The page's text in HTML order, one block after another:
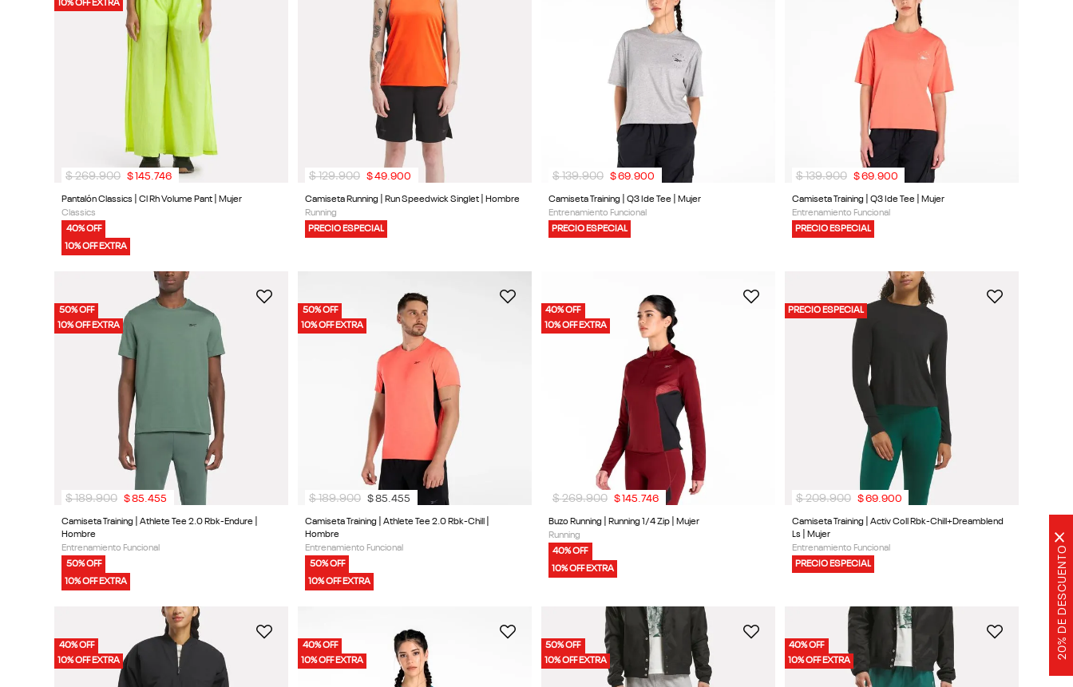
20% DE DESCUENTO
×
10% OFF EXTRA
Pantalón Classics | Cl Rh Volume Pant | Mujer
Classics
40% OFF
10% OFF EXTRA
$ 269.900 $145.746
Camiseta Running | Run Speedwick Singlet | Hombre
Running
PRECIO ESPECIAL
$ 129.900 $49.900
Camiseta Training | Q3 Ide Tee | Mujer
Entrenamiento Funcional
PRECIO ESPECIAL
$ 139.900 $69.900
Camiseta Training | Q3 Ide Tee | Mujer
Entrenamiento Funcional
PRECIO ESPECIAL
$ 139.900 $69.900
50% OFF
10% OFF EXTRA
Camiseta Training | Athlete Tee 2.0 Rbk-Endure |
Hombre
Entrenamiento Funcional
50% OFF
10% OFF EXTRA
$ 189.900 $85.455
50% OFF
10% OFF EXTRA
Camiseta Training | Athlete Tee 2.0 Rbk-Chill |
Hombre
Entrenamiento Funcional
50% OFF
10% OFF EXTRA
$ 189.900 $85.455
40% OFF
10% OFF EXTRA
Buzo Running | Running 1/4 Zip | Mujer
Running
40% OFF
10% OFF EXTRA
$ 269.900 $145.746
PRECIO ESPECIAL
Camiseta Training | Activ Coll Rbk-Chill+Dreamblend
Ls | Mujer
Entrenamiento Funcional
PRECIO ESPECIAL
$ 209.900 $69.900
40% OFF
10% OFF EXTRA
40% OFF
10% OFF EXTRA
50% OFF
10% OFF EXTRA
40% OFF
10% OFF EXTRA